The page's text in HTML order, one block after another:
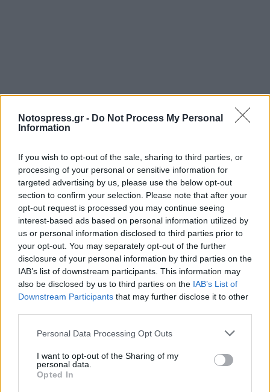
Notospress.gr - Do Not Process My Personal
Information
If you wish to opt-out of the sale, sharing to third parties, or
processing of your personal or sensitive information for
targeted advertising by us, please use the below opt-out
section to confirm your selection. Please note that after your
opt-out request is processed you may continue seeing
interest-based ads based on personal information utilized by
us or personal information disclosed to third parties prior to
your opt-out. You may separately opt-out of the further
disclosure of your personal information by third parties on the
IAB’s list of downstream participants. This information may
also be disclosed by us to third parties on the IAB’s List of
Downstream Participants that may further disclose it to other
Personal Data Processing Opt Outs
I want to opt-out of the Sharing of my
personal data.
Opted In
Σχετικά Άρθρα